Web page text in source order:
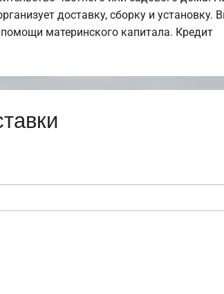
доставку, сборку и установку.
материнского капитала. Кредит